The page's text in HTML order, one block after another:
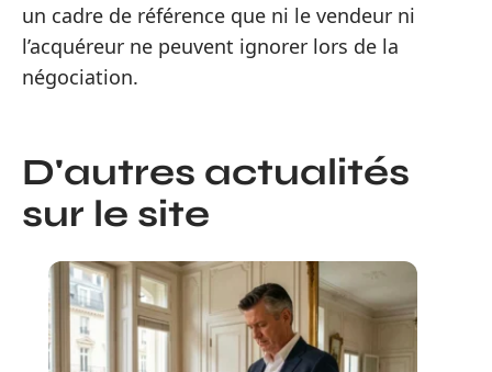
un cadre de référence que ni le vendeur ni
l’acquéreur ne peuvent ignorer lors de la
négociation.
D'autres actualités
sur le site